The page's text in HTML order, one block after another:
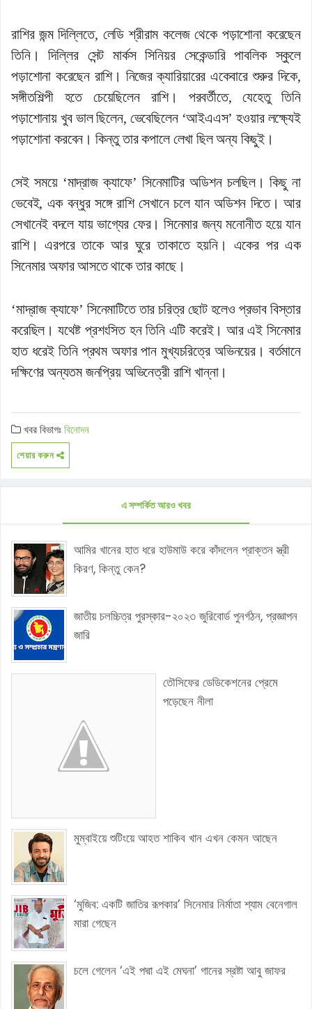
রাশির জন্ম দিল্লিতে, লেডি শ্রীরাম কলেজ থেকে পড়াশোনা করেছেন
তিনি। দিল্লির সেন্ট মার্কস সিনিয়র সেকেন্ডারি পাবলিক স্কুলে
পড়াশোনা করেছেন রাশি। নিজের ক্যারিয়ারের একেবারে শুরুর দিকে,
সঙ্গীতশিল্পী হতে চেয়েছিলেন রাশি। পরবর্তীতে, যেহেতু তিনি
পড়াশোনায় খুব ভাল ছিলেন, ভেবেছিলেন ‘আইএএস’ হওয়ার লক্ষ্যেই
পড়াশোনা করবেন। কিন্তু তার কপালে লেখা ছিল অন্য কিছুই।
সেই সময়ে ‘মাদ্রাজ ক্যাফে’ সিনেমাটির অডিশন চলছিল। কিছু না
ভেবেই, এক বন্ধুর সঙ্গে রাশি সেখানে চলে যান অডিশন দিতে। আর
সেখানেই বদলে যায় ভাগ্যের ফের। সিনেমার জন্য মনোনীত হয়ে যান
রাশি। এরপরে তাকে আর ঘুরে তাকাতে হয়নি। একের পর এক
সিনেমার অফার আসতে থাকে তার কাছে।
‘মাদ্রাজ ক্যাফে’ সিনেমাটিতে তার চরিত্র ছোট হলেও প্রভাব বিস্তার
করেছিল। যথেষ্ট প্রশংসিত হন তিনি এটি করেই। আর এই সিনেমার
হাত ধরেই তিনি প্রথম অফার পান মুখ্যচরিত্রে অভিনয়ের। বর্তমানে
দক্ষিণের অন্যতম জনপ্রিয় অভিনেত্রী রাশি খান্না।
খবর বিভাগঃবিনোদন
শেয়ার করুন
এ সম্পর্কিত আরও খবর
আমির খানের হাত ধরে হাউমাউ করে কাঁদলেন প্রাক্তন স্ত্রী
কিরণ, কিন্তু কেন?
জাতীয় চলচ্চিত্র পুরস্কার-২০২৩ জুরিবোর্ড পুনর্গঠন, প্রজ্ঞাপন
জারি
তৌসিফের ডেডিকেশনের প্রেমে
পড়েছেন নীলা
মুম্বাইয়ে শুটিংয়ে আহত শাকিব খান এখন কেমন আছেন
‘মুজিব: একটি জাতির রূপকার’ সিনেমার নির্মাতা শ্যাম বেনেগাল
মারা গেছেন
চলে গেলেন ‘এই পদ্মা এই মেঘনা’ গানের স্রষ্টা আবু জাফর